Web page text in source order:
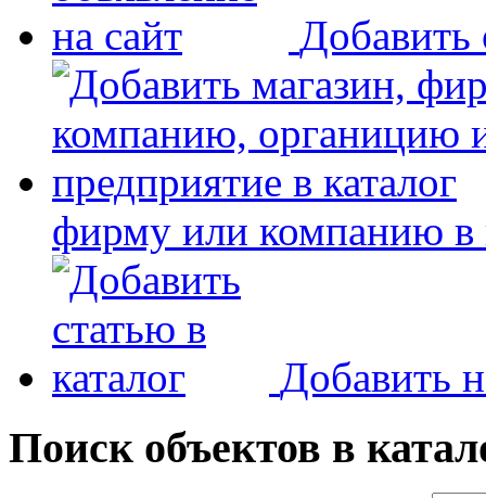
Добавить
фирму или компанию в
Добавить
Поиск объектов в